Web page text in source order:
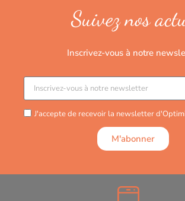
Suivez nos
Inscrivez-vous à notre
J'accepte de recevoir la newsletter
M'abonner